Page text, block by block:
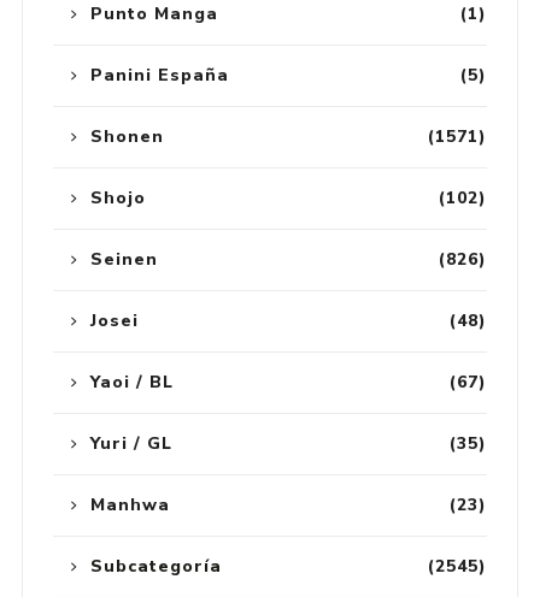
(1)
Punto Manga
(5)
Panini España
(1571)
Shonen
(102)
Shojo
(826)
Seinen
(48)
Josei
(67)
Yaoi / BL
(35)
Yuri / GL
(23)
Manhwa
(2545)
Subcategoría